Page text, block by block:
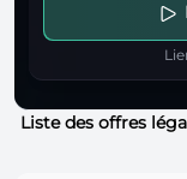
Liste des offres